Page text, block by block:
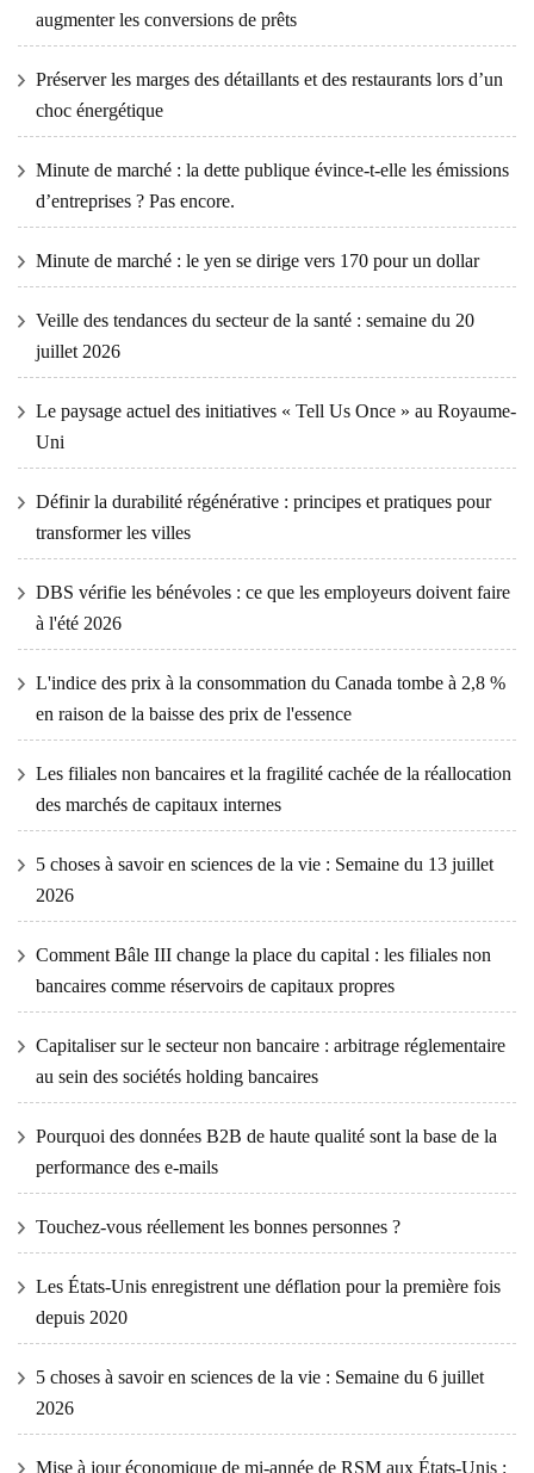
augmenter les conversions de prêts
Préserver les marges des détaillants et des restaurants lors d’un
choc énergétique
Minute de marché : la dette publique évince-t-elle les émissions
d’entreprises ? Pas encore.
Minute de marché : le yen se dirige vers 170 pour un dollar
Veille des tendances du secteur de la santé : semaine du 20
juillet 2026
Le paysage actuel des initiatives « Tell Us Once » au Royaume-
Uni
Définir la durabilité régénérative : principes et pratiques pour
transformer les villes
DBS vérifie les bénévoles : ce que les employeurs doivent faire
à l'été 2026
L'indice des prix à la consommation du Canada tombe à 2,8 %
en raison de la baisse des prix de l'essence
Les filiales non bancaires et la fragilité cachée de la réallocation
des marchés de capitaux internes
5 choses à savoir en sciences de la vie : Semaine du 13 juillet
2026
Comment Bâle III change la place du capital : les filiales non
bancaires comme réservoirs de capitaux propres
Capitaliser sur le secteur non bancaire : arbitrage réglementaire
au sein des sociétés holding bancaires
Pourquoi des données B2B de haute qualité sont la base de la
performance des e-mails
Touchez-vous réellement les bonnes personnes ?
Les États-Unis enregistrent une déflation pour la première fois
depuis 2020
5 choses à savoir en sciences de la vie : Semaine du 6 juillet
2026
Mise à jour économique de mi-année de RSM aux États-Unis :